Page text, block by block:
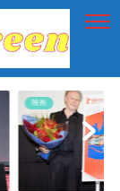
映画